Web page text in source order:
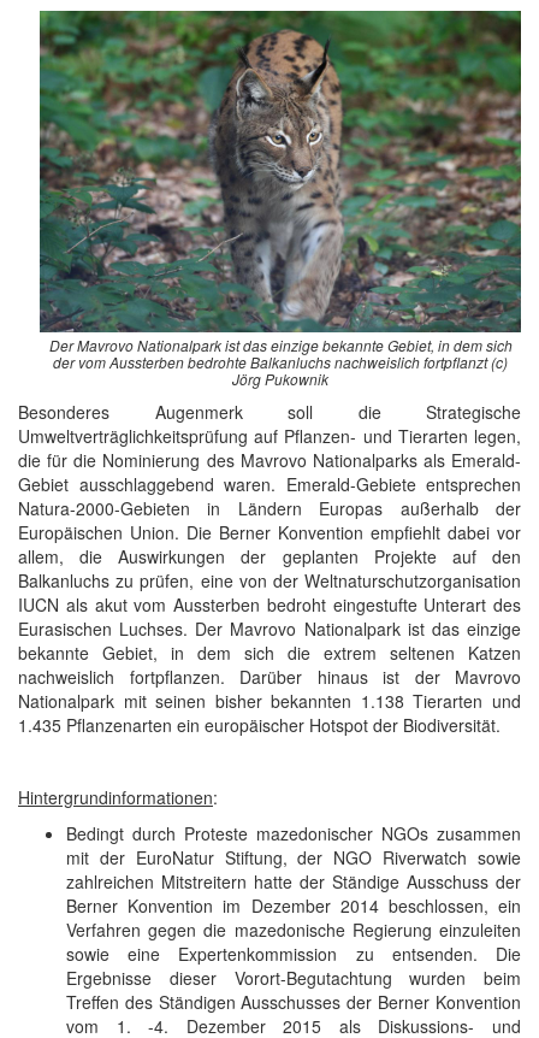
Der Mavrovo Nationalpark ist das einzige bekannte Gebiet, in dem sich
der vom Aussterben bedrohte Balkanluchs nachweislich fortpflanzt (c)
Jörg Pukownik
Besonderes Augenmerk soll die Strategische
Umweltverträglichkeitsprüfung auf Pflanzen- und Tierarten legen,
die für die Nominierung des Mavrovo Nationalparks als Emerald-
Gebiet ausschlaggebend waren. Emerald-Gebiete entsprechen
Natura-2000-Gebieten in Ländern Europas außerhalb der
Europäischen Union. Die Berner Konvention empfiehlt dabei vor
allem, die Auswirkungen der geplanten Projekte auf den
Balkanluchs zu prüfen, eine von der Weltnaturschutzorganisation
IUCN als akut vom Aussterben bedroht eingestufte Unterart des
Eurasischen Luchses. Der Mavrovo Nationalpark ist das einzige
bekannte Gebiet, in dem sich die extrem seltenen Katzen
nachweislich fortpflanzen. Darüber hinaus ist der Mavrovo
Nationalpark mit seinen bisher bekannten 1.138 Tierarten und
1.435 Pflanzenarten ein europäischer Hotspot der Biodiversität.
Hintergrundinformationen:
Bedingt durch Proteste mazedonischer NGOs zusammen
mit der EuroNatur Stiftung, der NGO Riverwatch sowie
zahlreichen Mitstreitern hatte der Ständige Ausschuss der
Berner Konvention im Dezember 2014 beschlossen, ein
Verfahren gegen die mazedonische Regierung einzuleiten
sowie eine Expertenkommission zu entsenden. Die
Ergebnisse dieser Vorort-Begutachtung wurden beim
Treffen des Ständigen Ausschusses der Berner Konvention
vom 1. -4. Dezember 2015 als Diskussions- und